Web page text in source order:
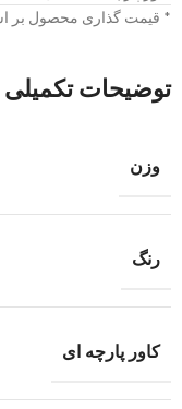
* قیمت گذاری محصول بر
توضیحات تکمیلی
وزن
رنگ
کاور پارچه ای